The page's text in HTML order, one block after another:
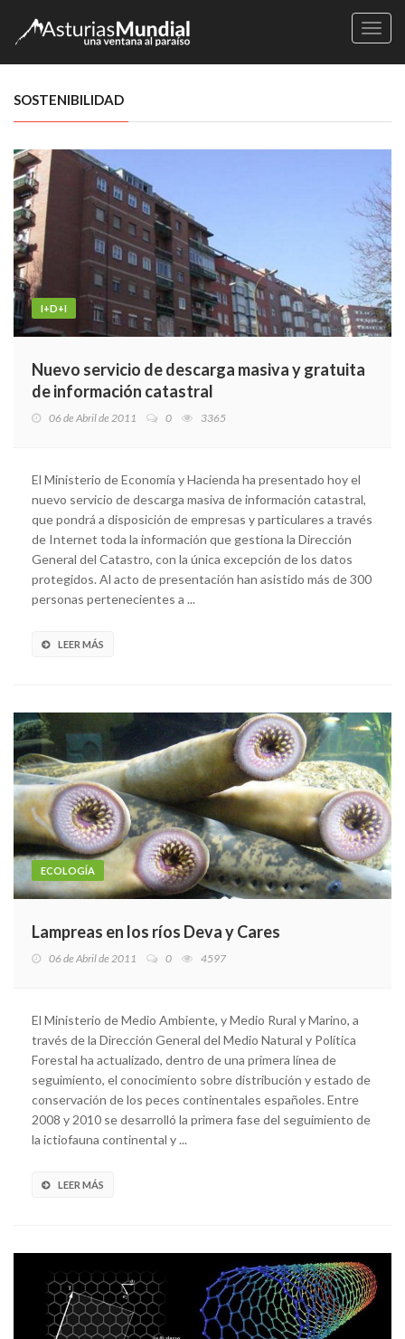
SOSTENIBILIDAD
I+D+I
Nuevo servicio de descarga masiva y gratuita
de información catastral
06 de Abril de 2011 0 3365
El Ministerio de Economía y Hacienda ha presentado hoy el
nuevo servicio de descarga masiva de información catastral,
que pondrá a disposición de empresas y particulares a través
de Internet toda la información que gestiona la Dirección
General del Catastro, con la única excepción de los datos
protegidos. Al acto de presentación han asistido más de 300
personas pertenecientes a ...
LEER MÁS
ECOLOGÍA
Lampreas en los ríos Deva y Cares
06 de Abril de 2011 0 4597
El Ministerio de Medio Ambiente, y Medio Rural y Marino, a
través de la Dirección General del Medio Natural y Política
Forestal ha actualizado, dentro de una primera línea de
seguimiento, el conocimiento sobre distribución y estado de
conservación de los peces continentales españoles. Entre
2008 y 2010 se desarrolló la primera fase del seguimiento de
la ictiofauna continental y ...
LEER MÁS